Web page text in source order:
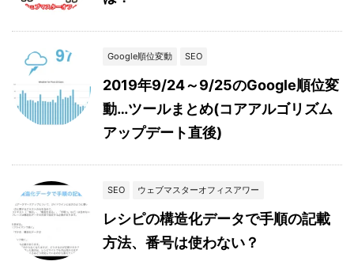
Google順位変動 SEO
2019年9/24～9/25のGoogle順位変
動…ツールまとめ(コアアルゴリズム
アップデート直後)
SEO ウェブマスターオフィスアワー
レシピの構造化データで手順の記載
方法、番号は使わない？